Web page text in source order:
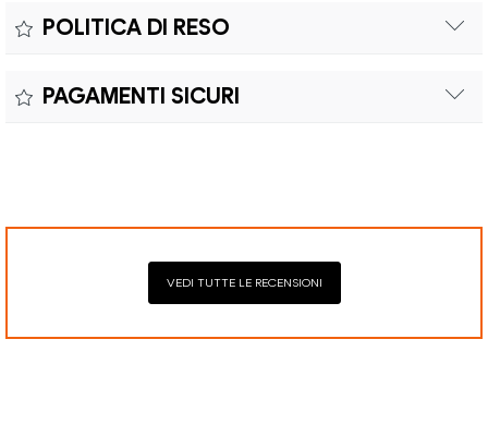
Colore:
conforme alle direttive vigenti. La garanzia copre eventuali
sostituzioni senza costi aggiuntivi.
POLITICA DI RESO
spedizione e oneri doganali a carico del cliente.
PAGAMENTI SICURI
VEDI TUTTE LE RECENSIONI